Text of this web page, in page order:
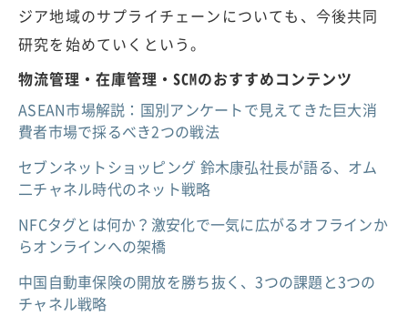
ジア地域のサプライチェーンについても、今後共同
研究を始めていくという。
物流管理・在庫管理・SCMのおすすめコンテンツ
ASEAN市場解説：国別アンケートで見えてきた巨大消
費者市場で採るべき2つの戦法
セブンネットショッピング 鈴木康弘社長が語る、オム
二チャネル時代のネット戦略
NFCタグとは何か？激安化で一気に広がるオフラインか
らオンラインへの架橋
中国自動車保険の開放を勝ち抜く、3つの課題と3つの
チャネル戦略